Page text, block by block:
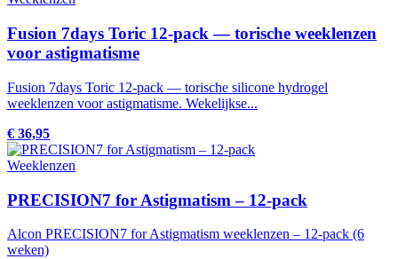
Fusion 7days Toric 12-pack — torische weeklenzen
voor astigmatisme
Fusion 7days Toric 12-pack — torische silicone hydrogel
weeklenzen voor astigmatisme. Wekelijkse...
€ 36,95
Weeklenzen
PRECISION7 for Astigmatism – 12-pack
Alcon PRECISION7 for Astigmatism weeklenzen – 12-pack (6
weken)